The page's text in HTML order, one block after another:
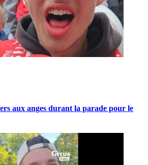
aux anges durant la parade pour le